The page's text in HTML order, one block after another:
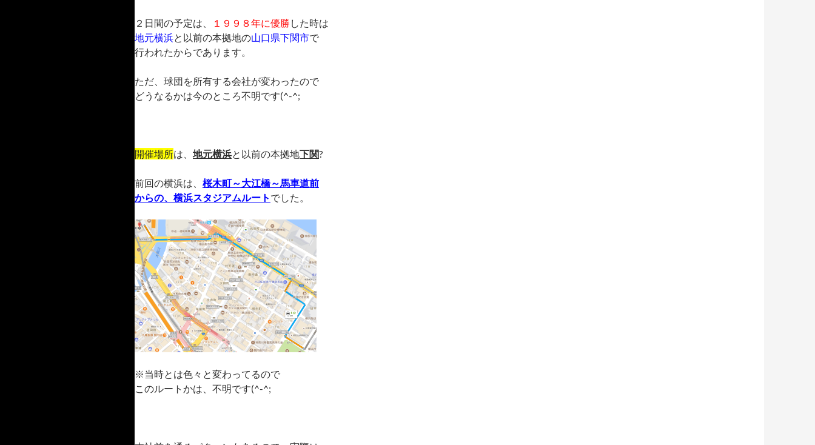
２日間の予定は、 １９９８年に優勝 した時は
地元横浜と以前の本拠地の山口県下関市で
行われたからであります。
ただ、球団を所有する会社が変わったので
どうなるかは今のところ不明です(^-^;
開催場所は、 地元横浜と以前の本拠地下関?
前回の横浜は、 桜木町～大江橋～馬車道前
からの、横浜スタジアムルート でした。
※当時とは色々と変わってるので
このルートかは、不明です(^-^;